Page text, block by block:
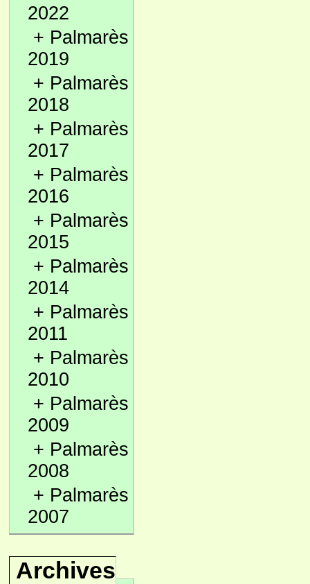
2022
+ Palmarès
2019
+ Palmarès
2018
+ Palmarès
2017
+ Palmarès
2016
+ Palmarès
2015
+ Palmarès
2014
+ Palmarès
2011
+ Palmarès
2010
+ Palmarès
2009
+ Palmarès
2008
+ Palmarès
2007
Archives